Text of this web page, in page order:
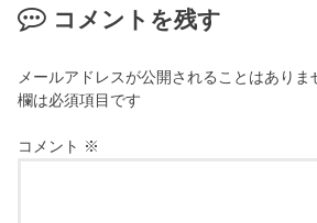
コメントを残す
メールアドレスが公開されることはありま
欄は必須項目です
コメント ※